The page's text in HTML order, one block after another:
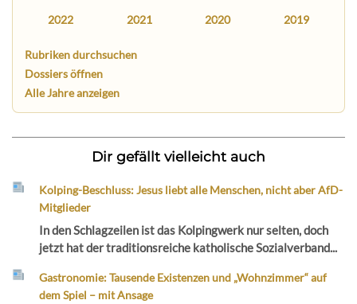
2022 2021 2020 2019
Rubriken durchsuchen
Dossiers öffnen
Alle Jahre anzeigen
Dir gefällt vielleicht auch
Kolping-Beschluss: Jesus liebt alle Menschen, nicht aber AfD-
Mitglieder
In den Schlagzeilen ist das Kolpingwerk nur selten, doch
jetzt hat der traditionsreiche katholische Sozialverband...
Gastronomie: Tausende Existenzen und „Wohnzimmer“ auf
dem Spiel – mit Ansage